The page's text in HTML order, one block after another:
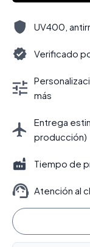
UV400,
Verificado
más
Entrega
producción)
Tiempo de
Atención al